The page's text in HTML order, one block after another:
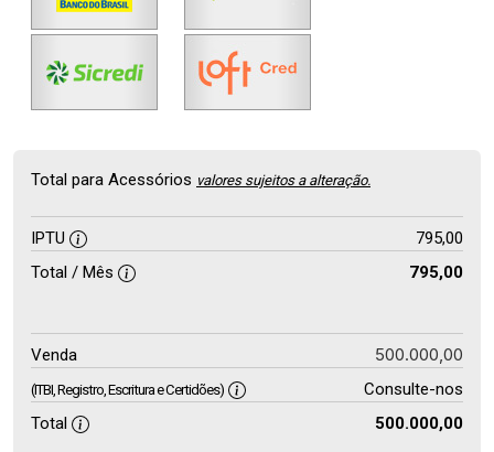
Total para Acessórios valores sujeitos a alteração.
IPTU
795,00
Total / Mês
795,00
Venda 500.000,00
(ITBI, Registro, Escritura e Certidões)
Consulte-nos
Total
500.000,00